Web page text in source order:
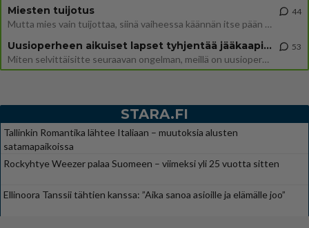
Miesten tuijotus
Mutta mies vain tuijottaa, siinä vaiheessa käännän itse pään pois. Mikä juttu? Yleensä jos joku tuijottaa tai katsoo, hä
44
Uusioperheen aikuiset lapset tyhjentää jääkaapin käydessään
Miten selvittäisitte seuraavan ongelman, meillä on uusioperhe, minulla teini-ikäiset lapset ja puolisolla aikuiset, jotk
53
STARA.FI
Tallinkin Romantika lähtee Italiaan – muutoksia alusten
satamapaikoissa
Rockyhtye Weezer palaa Suomeen – viimeksi yli 25 vuotta sitten
Ellinoora Tanssii tähtien kanssa: ”Aika sanoa asioille ja elämälle joo”